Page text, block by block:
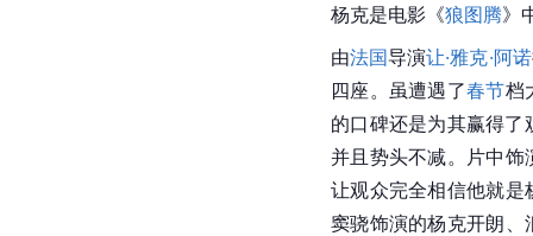
杨克是电影《狼图腾》
由法国导演让·雅克·阿诺
四座。虽遭遇了春节档
的口碑还是为其赢得
并且势头不减。片中饰
让观众完全相信他就是
窦骁饰演的杨克开朗、